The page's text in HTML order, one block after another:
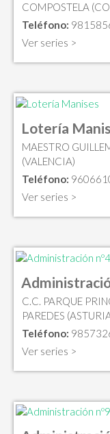
COMPOSTELA
Teléfono:
Ver series >
Lotería
MAESTRO
(VALENCIA)
Teléfono:
Ver series >
C.C. PARQUE
PAREDES
Teléfono:
Ver series >